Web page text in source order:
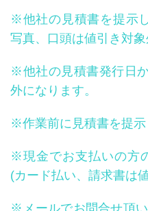
※他社の見積書を提示
写真、口頭は値引き対
※他社の見積書発行日
外になります。
※作業前に見積書を提示
※現金でお支払いの方
(カード払い、請求書は